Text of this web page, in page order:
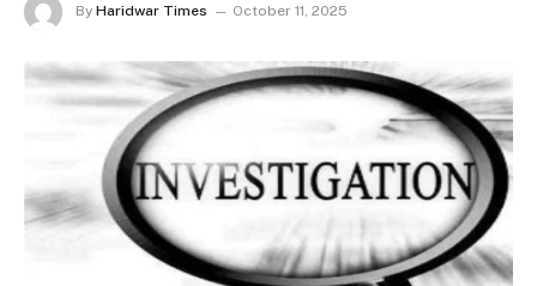
By Haridwar Times October 11, 2025